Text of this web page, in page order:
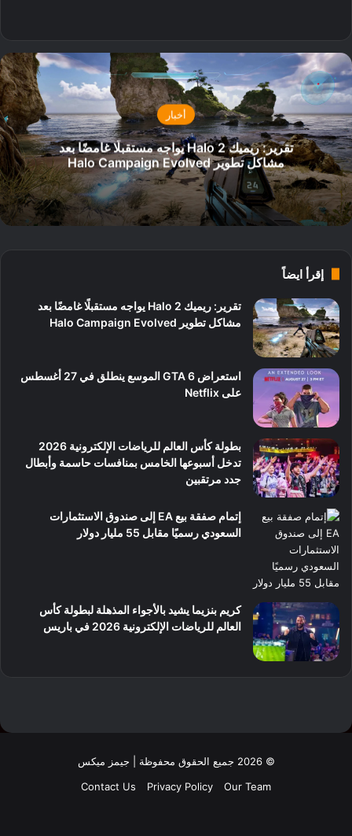
أخبار
تقرير: ريميك Halo 2 يواجه مستقبلًا غامضًا بعد
مشاكل تطوير Halo Campaign Evolved
إقرأ ايضاً
تقرير: ريميك Halo 2 يواجه مستقبلًا غامضًا بعد
مشاكل تطوير Halo Campaign Evolved
استعراض GTA 6 الموسع ينطلق في 27 أغسطس
على Netflix
بطولة كأس العالم للرياضات الإلكترونية 2026
تدخل أسبوعها الخامس بمنافسات حاسمة وأبطال
جدد مرتقبين
إتمام صفقة بيع EA إلى صندوق الاستثمارات
السعودي رسميًا مقابل 55 مليار دولار
كريم بنزيما يشيد بالأجواء المذهلة لبطولة كأس
العالم للرياضات الإلكترونية 2026 في باريس
© 2026 جميع الحقوق محفوظة | جيمز ميكس
Our Team
Privacy Policy
Contact Us